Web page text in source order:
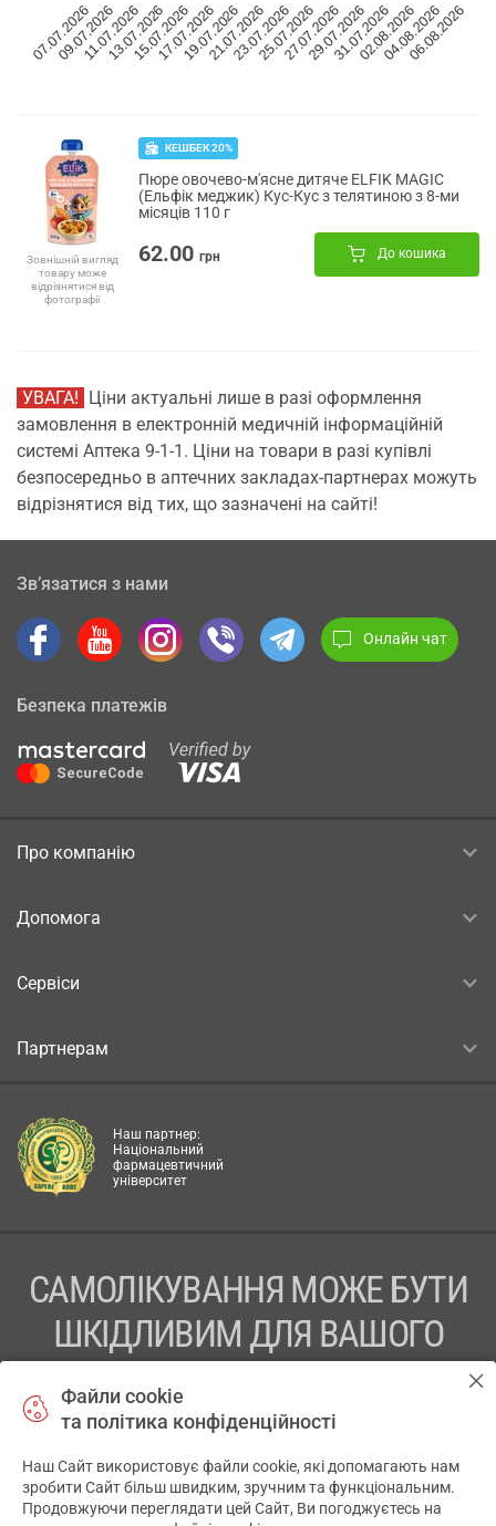
07.07.2026
09.07.2026
11.07.2026
13.07.2026
15.07.2026
17.07.2026
19.07.2026
21.07.2026
23.07.2026
25.07.2026
27.07.2026
29.07.2026
31.07.2026
02.08.2026
04.08.2026
06.08.2026
Зовнішній вигляд
товару може
відрізнятися від
фотографії
КЕШБЕК 20%
Пюре овочево-м'ясне дитяче ELFIK MAGIC
(Ельфік меджик) Кус-Кус з телятиною з 8-ми
місяців 110 г
62.00 грн До кошика
УВАГА! Ціни актуальні лише в разі оформлення
замовлення в електронній медичній інформаційній
системі Аптека 9-1-1. Ціни на товари в разі купівлі
безпосередньо в аптечних закладах-партнерах можуть
відрізнятися від тих, що зазначені на сайті!
Зв’язатися з нами
Онлайн чат
Безпека платежів
Про компанію
Допомога
Сервіси
Партнерам
Наш партнер:
Національний
фармацевтичний
університет
САМОЛІКУВАННЯ МОЖЕ БУТИ
ШКІДЛИВИМ ДЛЯ ВАШОГО
ПЕРЕД ЗАСТОСУВАННЯМ ПРЕПАРАТУ ПРОКОНСУЛЬТУЙТЕСЬ
ТОВ «АПТЕКА 911.ЮА» Код ЄДРПОУ 43631965.
Файли cookie
та політика конфіденційності
Наш Сайт використовує файли cookie, які допомагають нам
зробити Сайт більш швидким, зручним та функціональним.
Продовжуючи переглядати цей Сайт, Ви погоджуєтесь на
✕